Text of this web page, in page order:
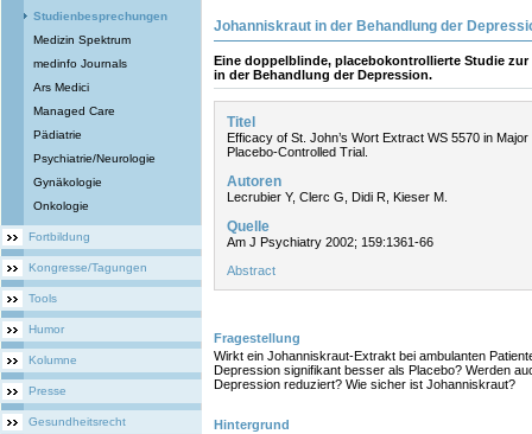
Studienbesprechungen
Medizin Spektrum
medinfo Journals
Ars Medici
Managed Care
Pädiatrie
Psychiatrie/Neurologie
Gynäkologie
Onkologie
Fortbildung
Kongresse/Tagungen
Tools
Humor
Kolumne
Presse
Gesundheitsrecht
Johanniskraut in der Behandlung der
Eine doppelblinde, placebokontrollierte Studie
in der Behandlung der Depression.
Titel
Efficacy of St. John’s Wort Extract WS 5570 in
Placebo-Controlled Trial.
Autoren
Lecrubier Y, Clerc G, Didi R, Kieser M.
Quelle
Am J Psychiatry 2002; 159:1361-66
Abstract
Fragestellung
Wirkt ein Johanniskraut-Extrakt bei ambulanten
Depression signifikant besser als Placebo? Werden
Depression reduziert? Wie sicher ist Johanniskraut?
Hintergrund